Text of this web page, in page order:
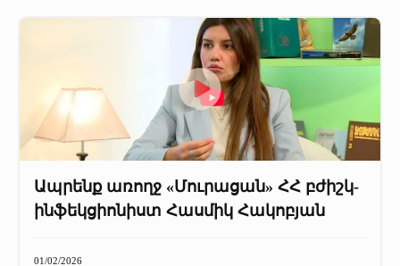
Ապրենք առողջ «Մուրացան» ՀՀ բժիշկ-
ինֆեկցիոնիստ Հասմիկ Հակոբյան
01/02/2026